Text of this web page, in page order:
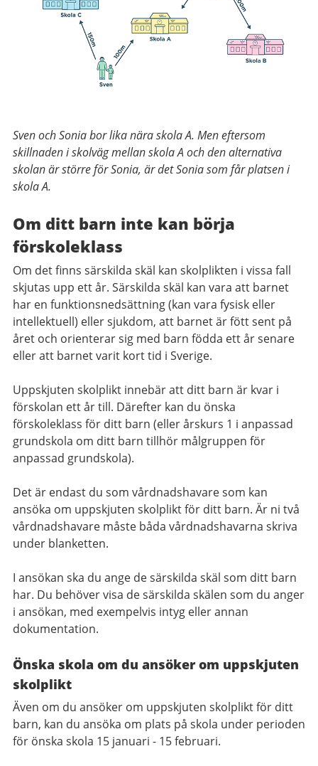
Sven och Sonia bor lika nära skola A. Men eftersom
skillnaden i skolväg mellan skola A och den alternativa
skolan är större för Sonia, är det Sonia som får platsen i
skola A.
Om ditt barn inte kan börja
förskoleklass
Om det finns särskilda skäl kan skolplikten i vissa fall
skjutas upp ett år. Särskilda skäl kan vara att barnet
har en funktionsnedsättning (kan vara fysisk eller
intellektuell) eller sjukdom, att barnet är fött sent på
året och orienterar sig med barn födda ett år senare
eller att barnet varit kort tid i Sverige.
Uppskjuten skolplikt innebär att ditt barn är kvar i
förskolan ett år till. Därefter kan du önska
förskoleklass för ditt barn (eller årskurs 1 i anpassad
grundskola om ditt barn tillhör målgruppen för
anpassad grundskola).
Det är endast du som vårdnadshavare som kan
ansöka om uppskjuten skolplikt för ditt barn. Är ni två
vårdnadshavare måste båda vårdnadshavarna skriva
under blanketten.
I ansökan ska du ange de särskilda skäl som ditt barn
har. Du behöver visa de särskilda skälen som du anger
i ansökan, med exempelvis intyg eller annan
dokumentation.
Önska skola om du ansöker om uppskjuten
skolplikt
Även om du ansöker om uppskjuten skolplikt för ditt
barn, kan du ansöka om plats på skola under perioden
för önska skola 15 januari - 15 februari.